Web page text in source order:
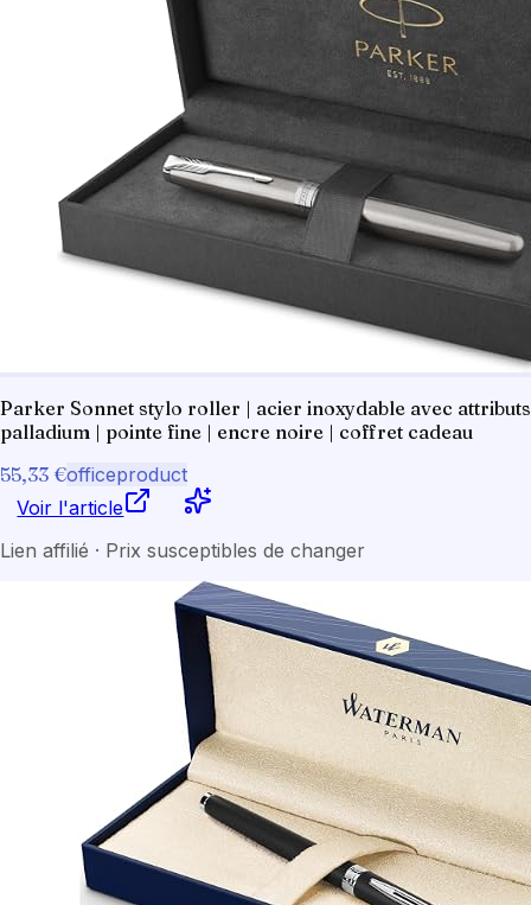
Parker Sonnet stylo roller | acier inoxydable avec attributs
palladium | pointe fine | encre noire | coffret cadeau
55,33 €officeproduct
Voir l'article
Lien affilié · Prix susceptibles de changer